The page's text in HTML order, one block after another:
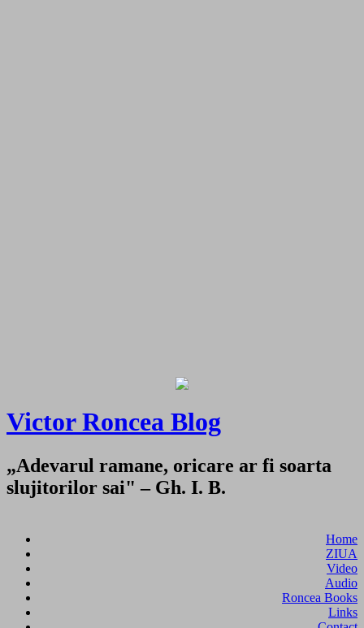
Victor Roncea Blog
„Adevarul ramane, oricare ar fi soarta
slujitorilor sai" – Gh. I. B.
Home
ZIUA
Video
Audio
Roncea Books
Links